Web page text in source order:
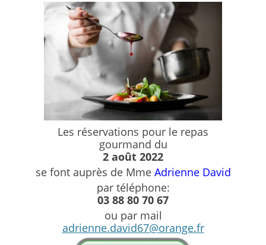
Les réservations pour le repas
gourmand du
2 août 2022
se font auprès de Mme Adrienne David
par téléphone:
03 88 80 70 67
ou par mail
adrienne.david67@orange.fr